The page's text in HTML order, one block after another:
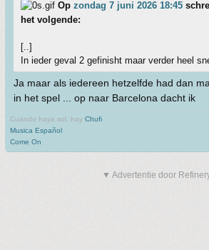
Op zondag 7 juni 2026 18:45
het volgende:
[..]
In ieder geval 2 gefinisht maar verder heel
Ja maar als iedereen hetzelfde had dan
in het spel ... op naar Barcelona dacht ik
Cuando haya sol, hay Chufi
Musica Español
Come On
▼ Advertentie door